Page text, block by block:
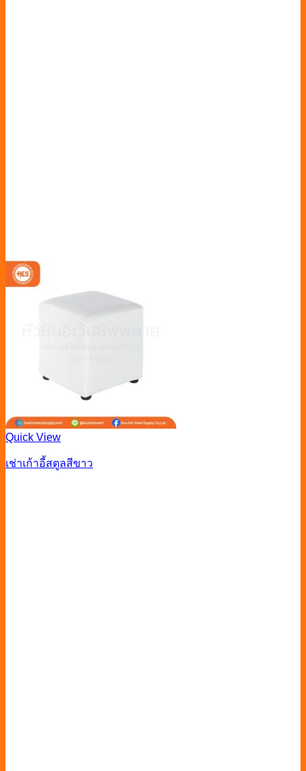
Quick View
เช่าเก้าอี้สตูลสีขาว